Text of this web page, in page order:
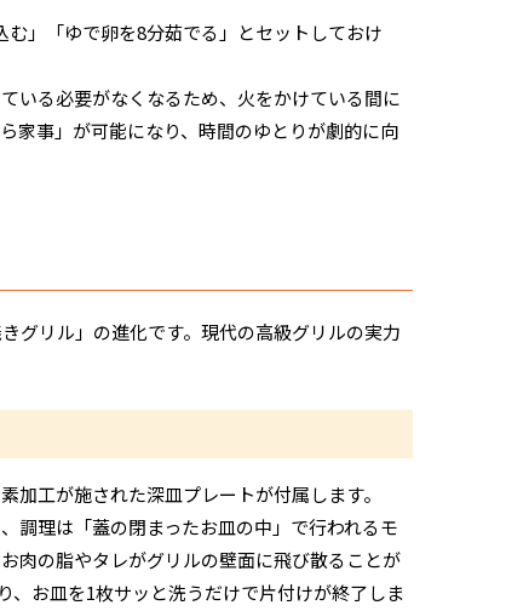
」「ゆで卵を8分茹でる」とセットしておけ
いる必要がなくなるため、火をかけている間に
家事」が可能になり、時間のゆとりが劇的に向
グリル」の進化です。現代の高級グリルの実力
加工が施された深皿プレートが付属します。
調理は「蓋の閉まったお皿の中」で行われるモ
肉の脂やタレがグリルの壁面に飛び散ることが
、お皿を1枚サッと洗うだけで片付けが終了しま